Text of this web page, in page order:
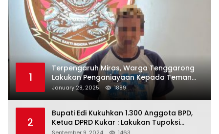
1
Terpengaruh Miras, Warga Tenggarong
Lakukan Penganiayaan Kepada Teman
Sendiri
January 28, 2025 1889
2
Bupati Edi Kukuhkan 1.300 Anggota BPD,
Ketua DPRD Kukar : Lakukan Tupoksi
Dengan Baik Untuk Wujudkan
September 9, 2024 1463